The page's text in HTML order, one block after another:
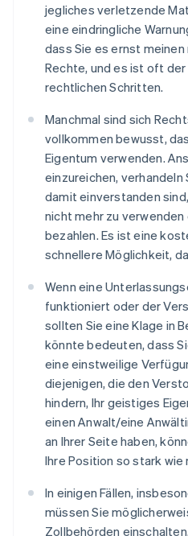
jegliches verletzende
eine eindringliche
dass Sie es ernst
Rechte, und es ist oft
rechtlichen Schritten.
Manchmal sind sich
vollkommen bewusst,
Eigentum verwenden.
einzureichen, verhandeln
damit einverstanden
nicht mehr zu
bezahlen. Es ist eine
schnellere Möglichkeit,
Wenn eine
funktioniert oder der
sollten Sie eine Klage in
könnte bedeuten, dass
eine einstweilige
diejenigen, die den
hindern, Ihr geistiges
einen Anwalt/eine
an Ihrer Seite haben,
Ihre Position so stark wie
In einigen Fällen,
müssen Sie
Zollbehörden